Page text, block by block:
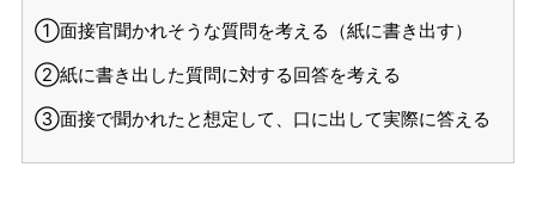
①面接官聞かれそうな質問を考える（紙に書き出す）
②紙に書き出した質問に対する回答を考える
③面接で聞かれたと想定して、口に出して実際に答える